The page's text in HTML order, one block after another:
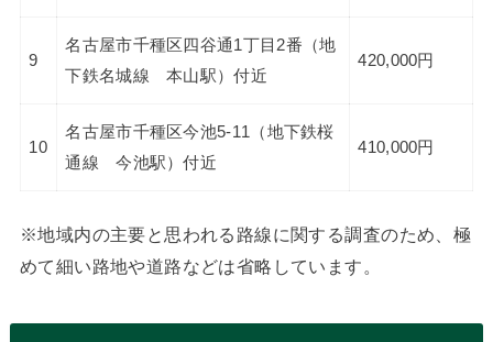
9
名古屋市千種区四谷通1丁目2番（地
下鉄名城線 本山駅）付近
420,000円
10
名古屋市千種区今池5-11（地下鉄桜
通線 今池駅）付近
410,000円
※地域内の主要と思われる路線に関する調査のため、極
めて細い路地や道路などは省略しています。